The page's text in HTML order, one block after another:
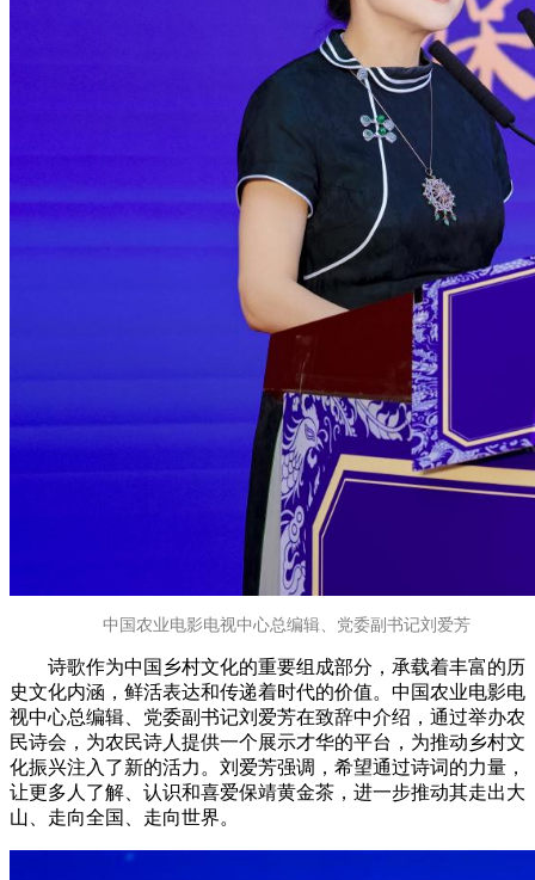
中国农业电影电视中心总编辑、党委副书记刘爱芳
诗歌作为中国乡村文化的重要组成部分，承载着丰富的历
史文化内涵，鲜活表达和传递着时代的价值。中国农业电影电
视中心总编辑、党委副书记刘爱芳在致辞中介绍，通过举办农
民诗会，为农民诗人提供一个展示才华的平台，为推动乡村文
化振兴注入了新的活力。刘爱芳强调，希望通过诗词的力量，
让更多人了解、认识和喜爱保靖黄金茶，进一步推动其走出大
山、走向全国、走向世界。